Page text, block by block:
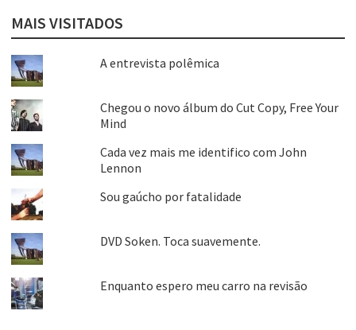
MAIS VISITADOS
A entrevista polêmica
Chegou o novo álbum do Cut Copy, Free Your
Mind
Cada vez mais me identifico com John
Lennon
Sou gaúcho por fatalidade
DVD Soken. Toca suavemente.
Enquanto espero meu carro na revisão